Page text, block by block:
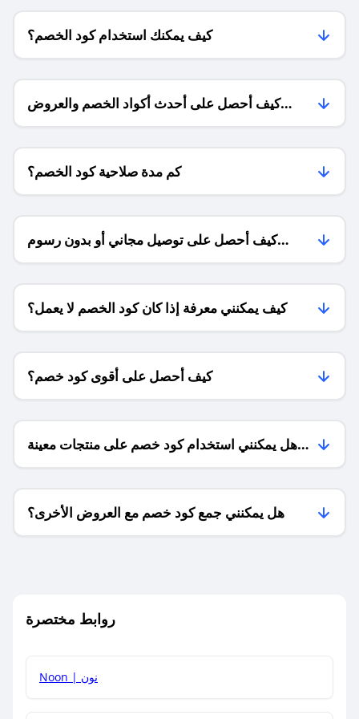
كيف يمكنك استخدام كود الخصم؟
كيف أحصل على أحدث أكواد الخصم والعروض
للمتاجر؟
كم مدة صلاحية كود الخصم؟
كيف أحصل على توصيل مجاني أو بدون رسوم
الشحن ؟
كيف يمكنني معرفة إذا كان كود الخصم لا يعمل؟
كيف أحصل على أقوى كود خصم؟
هل يمكنني استخدام كود خصم على منتجات معينة
فقط؟
هل يمكنني جمع كود خصم مع العروض الأخرى؟
روابط مختصرة
Noon | نون